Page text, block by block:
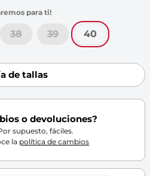
38 39 40
de tallas
o devoluciones?
supuesto, fáciles.
la política de cambios